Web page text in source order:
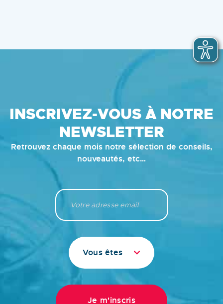
INSCRIVEZ-VOUS À NOTRE
NEWSLETTER
Retrouvez chaque mois notre sélection de conseils,
nouveautés, etc…
Vous êtes